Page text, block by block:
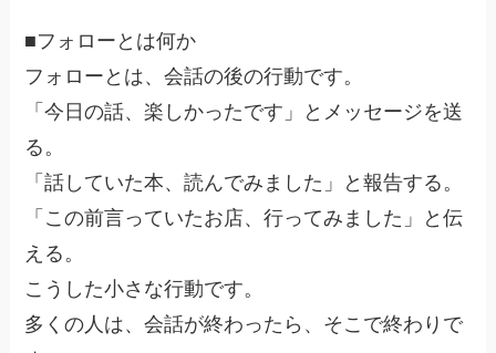
■フォローとは何か
フォローとは、会話の後の行動です。
「今日の話、楽しかったです」とメッセージを送
る。
「話していた本、読んでみました」と報告する。
「この前言っていたお店、行ってみました」と伝
える。
こうした小さな行動です。
多くの人は、会話が終わったら、そこで終わりで